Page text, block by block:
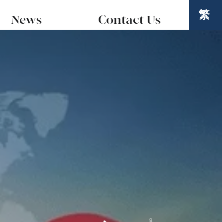
News Contact Us 繁